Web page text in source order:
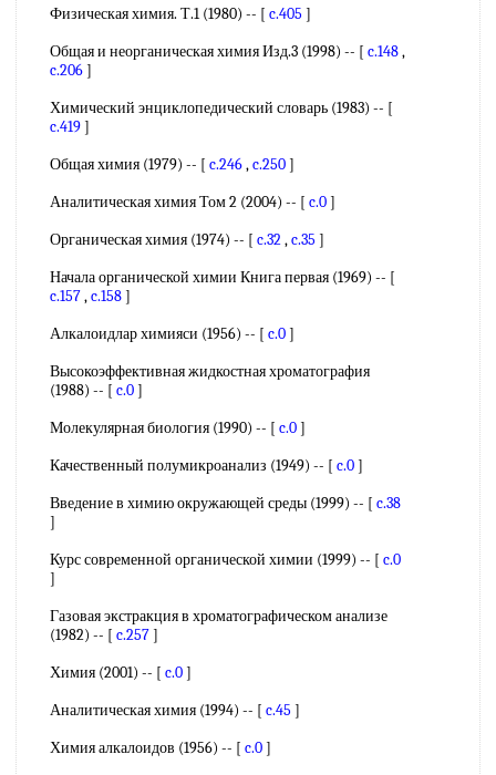
Физическая химия. Т.1 (1980) -- [ c.405 ]
Общая и неорганическая химия Изд.3 (1998) -- [ c.148,
c.206]
Химический энциклопедический словарь (1983) -- [
c.419]
Общая химия (1979) -- [ c.246,c.250]
Аналитическая химия Том 2 (2004) -- [ c.0]
Органическая химия (1974) -- [ c.32,c.35 ]
Начала органической химии Книга первая (1969) -- [
c.157,c.158]
Алкалоидлар химияси (1956) -- [ c.0]
Высокоэффективная жидкостная хроматография
(1988) -- [ c.0]
Молекулярная биология (1990) -- [ c.0]
Качественный полумикроанализ (1949) -- [ c.0]
Введение в химию окружающей среды (1999) -- [ c.38
]
Курс современной органической химии (1999) -- [ c.0
]
Газовая экстракция в хроматографическом анализе
(1982) -- [ c.257]
Химия (2001) -- [ c.0]
Аналитическая химия (1994) -- [ c.45 ]
Химия алкалоидов (1956) -- [ c.0]